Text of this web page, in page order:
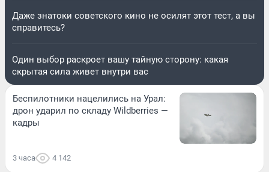
Даже знатоки советского кино не осилят этот тест, а вы
справитесь?
Один выбор раскроет вашу тайную сторону: какая
скрытая сила живет внутри вас
Беспилотники нацелились на Урал:
дрон ударил по складу Wildberries —
кадры
3 часа 4 142